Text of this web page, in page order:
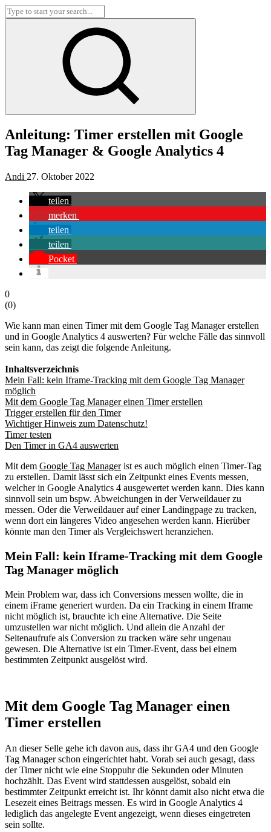
Anleitung: Timer erstellen mit Google
Tag Manager & Google Analytics 4
Andi 27. Oktober 2022
teilen
merken
teilen
teilen
Pocket
0
(0)
Wie kann man einen Timer mit dem Google Tag Manager erstellen
und in Google Analytics 4 auswerten? Für welche Fälle das sinnvoll
sein kann, das zeigt die folgende Anleitung.
Inhaltsverzeichnis
Mein Fall: kein Iframe-Tracking mit dem Google Tag Manager
möglich
Mit dem Google Tag Manager einen Timer erstellen
Trigger erstellen für den Timer
Wichtiger Hinweis zum Datenschutz!
Timer testen
Den Timer in GA4 auswerten
Mit dem Google Tag Managerist es auch möglich einen Timer-Tag
zu erstellen. Damit lässt sich ein Zeitpunkt eines Events messen,
welcher in Google Analytics 4 ausgewertet werden kann. Dies kann
sinnvoll sein um bspw. Abweichungen in der Verweildauer zu
messen. Oder die Verweildauer auf einer Landingpage zu tracken,
wenn dort ein längeres Video angesehen werden kann. Hierüber
könnte man den Timer als Vergleichswert heranziehen.
Mein Fall: kein Iframe-Tracking mit dem Google
Tag Manager möglich
Mein Problem war, dass ich Conversions messen wollte, die in
einem iFrame generiert wurden. Da ein Tracking in einem Iframe
nicht möglich ist, brauchte ich eine Alternative. Die Seite
umzustellen war nicht möglich. Und allein die Anzahl der
Seitenaufrufe als Conversion zu tracken wäre sehr ungenau
gewesen. Die Alternative ist ein Timer-Event, dass bei einem
bestimmten Zeitpunkt ausgelöst wird.
Mit dem Google Tag Manager einen
Timer erstellen
An dieser Selle gehe ich davon aus, dass ihr GA4 und den Google
Tag Manager schon eingerichtet habt. Vorab sei auch gesagt, dass
der Timer nicht wie eine Stoppuhr die Sekunden oder Minuten
hochzählt. Das Event wird stattdessen ausgelöst, sobald ein
bestimmter Zeitpunkt erreicht ist. Ihr könnt damit also nicht etwa die
Lesezeit eines Beitrags messen. Es wird in Google Analytics 4
lediglich das angelegte Event angezeigt, wenn dieses eingetreten
sein sollte.